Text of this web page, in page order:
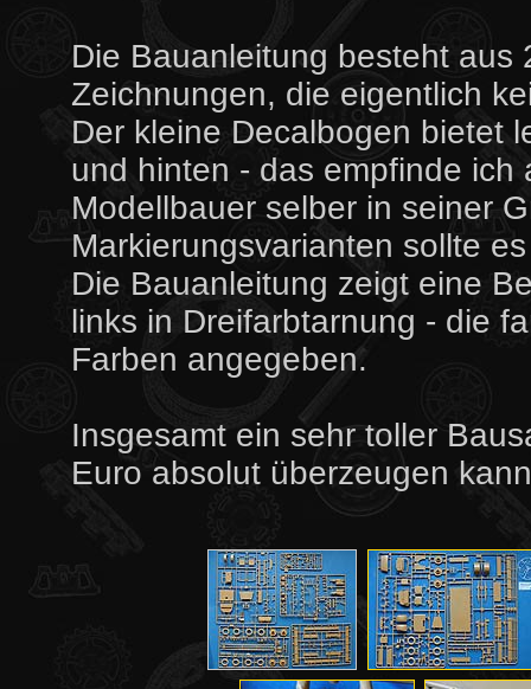
Die Bauanleitung besteht aus
Zeichnungen, die eigentlich
Der kleine Decalbogen bietet
und hinten - das empfinde ich
Modellbauer selber in seiner
Markierungsvarianten sollte
Die Bauanleitung zeigt eine
links in Dreifarbtarnung - die
Farben angegeben.
Insgesamt ein sehr toller
Euro absolut überzeugen